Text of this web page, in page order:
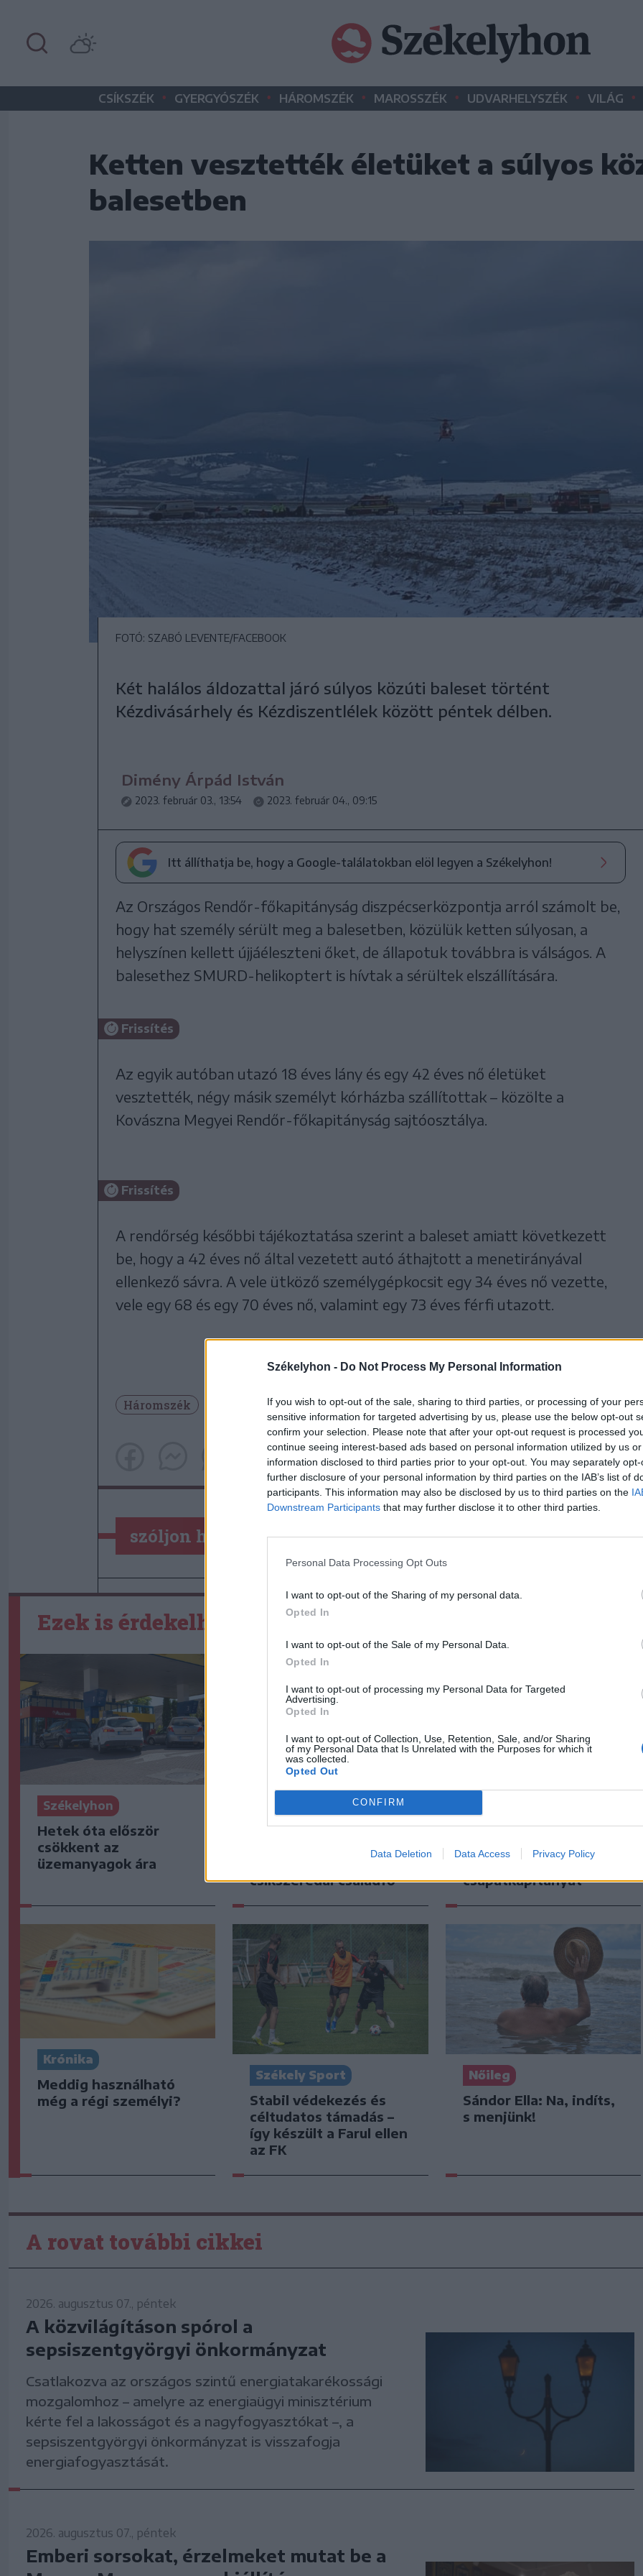
Székelyhon - Do Not Process My Personal Information
If you wish to opt-out of the sale, sharing to third parties, or processing of your
sensitive information for targeted advertising by us, please use the below opt-out
confirm your selection. Please note that after your opt-out request is processed
continue seeing interest-based ads based on personal information utilized by us
information disclosed to third parties prior to your opt-out. You may separately
further disclosure of your personal information by third parties on the IAB’s list of
participants. This information may also be disclosed by us to third parties on the
Downstream Participants that may further disclose it to other third parties.
Personal Data Processing Opt Outs
I want to opt-out of the Sharing of my personal data.
Opted In
I want to opt-out of the Sale of my Personal Data.
Opted In
I want to opt-out of processing my Personal Data for Targeted
Advertising.
Opted In
I want to opt-out of Collection, Use, Retention, Sale, and/or Sharing
of my Personal Data that Is Unrelated with the Purposes for which it
was collected.
Opted Out
CONFIRM
Data Deletion Data Access Privacy Policy
CSÍKSZÉK • GYERGYÓSZÉK • HÁROMSZÉK • MAROSSZÉK • UDVARHELYSZÉK • VILÁG •
Ketten vesztették életüket a súlyos
balesetben
FOTÓ: SZABÓ LEVENTE/FACEBOOK
Két halálos áldozattal járó súlyos közúti baleset történt
Kézdivásárhely és Kézdiszentlélek között péntek délben.
Dimény Árpád István
2023. február 03., 13:54 2023. február 04., 09:15
Itt állíthatja be, hogy a Google-találatokban elöl legyen a Székelyhon!
Az Országos Rendőr-főkapitányság diszpécserközpontja arról számolt be,
hogy hat személy sérült meg a balesetben, közülük ketten súlyosan, a
helyszínen kellett újjáéleszteni őket, de állapotuk továbbra is válságos. A
balesethez SMURD-helikoptert is hívtak a sérültek elszállítására.
Frissítés
Az egyik autóban utazó 18 éves lány és egy 42 éves nő életüket
vesztették, négy másik személyt kórházba szállítottak – közölte a
Kovászna Megyei Rendőr-főkapitányság sajtóosztálya.
Frissítés
A rendőrség későbbi tájékoztatása szerint a baleset amiatt következett
be, hogy a 42 éves nő által vezetett autó áthajtott a menetirányával
ellenkező sávra. A vele ütköző személygépkocsit egy 34 éves nő vezette,
vele egy 68 és egy 70 éves nő, valamint egy 73 éves férfi utazott.
Háromszék
szóljon hozzá!
Ezek is érdekelhetik
Székelyhon
Hetek óta először
csökkent az
üzemanyagok ára
„Óriási csattanás volt”
– így emlékszik vissza a
csíkszeredai családfő
Súlyos veszteség,
kilenc hónapra
eltiltották a Sepsi OSK
csapatkapitányát
Krónika
Meddig használható
még a régi személyi?
Székely Sport
Stabil védekezés és
céltudatos támadás –
így készült a Farul ellen
az FK
Nőileg
Sándor Ella: Na, indíts,
s menjünk!
A rovat további cikkei
2026. augusztus 07., péntek
A közvilágításon spórol a
sepsiszentgyörgyi önkormányzat
Csatlakozva az országos szintű energiatakarékossági
mozgalomhoz – amelyre az energiaügyi minisztérium
kérte fel a lakosságot és a nagyfogyasztókat –, a
sepsiszentgyörgyi önkormányzat is visszafogja
energiafogyasztását.
2026. augusztus 07., péntek
Emberi sorsokat, érzelmeket mutat be a